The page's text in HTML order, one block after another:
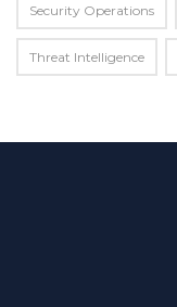
Security Operations
Threat Intelligence